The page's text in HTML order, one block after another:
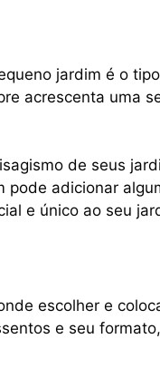
jardim é o
acrescenta uma
de seus
adicionar
e único ao seu
escolher e
e seu